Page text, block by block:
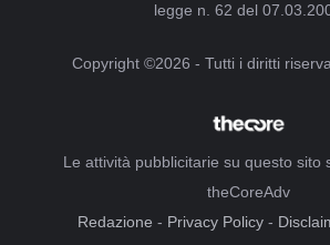
legge n. 62 del
Copyright ©2026 - Tutti i diritti
Le attività pubblicitarie su questo sito
theCoreAdv
Redazione - Privacy Policy-